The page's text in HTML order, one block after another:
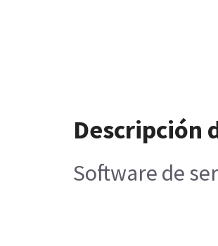
Descripción
Software de